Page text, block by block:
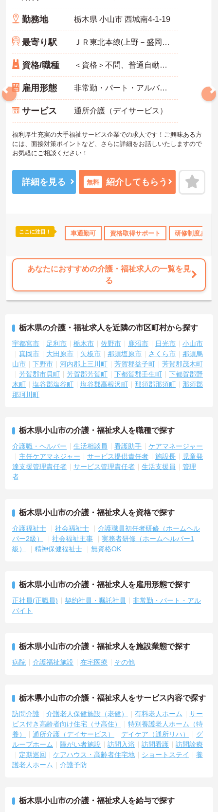
無資格OK 産休･育休･介護休暇取得実績あり 夏～秋入職可
勤務地 栃木県 小山市 西城南4-1-19
最寄り駅 ＪＲ東北本線(上野－盛岡)「小山駅」バス・車6分
資格/職種 ＜資格＞不問、普通自動車運転免許(AT限定可) 必須、介護職員初任者研修(旧ヘルパー2級)以上 歓迎 ＜経験＞不問 ※無資格者：入社半年以内に会社負担で認知症介護基礎研修受講
雇用形態 非常勤・パート・アルバイト
サービス 通所介護（デイサービス）
福利厚生充実の大手福祉サービス企業での求人です！ご興味ある方
には、面接対策ポイントなど、さらに詳細をお話しいたしますので
お気軽にご相談ください！
詳細を見る 無料 紹介してもらう
ここに注目！ 車通勤可 資格取得サポート 研修制度あり
あなたにおすすめの介護・福祉求人の一覧を見
る
栃木県の介護・福祉求人を近隣の市区町村から探す
宇都宮市 足利市 栃木市 佐野市 鹿沼市 日光市
小山市
真岡市
大田原市 矢板市 那須塩原市 さくら市
那須烏
山市
下野市 河内郡上三川町 芳賀郡益子町
芳賀郡茂木町
芳賀郡市貝町
芳賀郡芳賀町 下都賀郡壬生町
下都賀郡野
木町
塩谷郡塩谷町 塩谷郡高根沢町 那須郡那須町
那須郡
那珂川町
栃木県小山市の介護・福祉求人を職種で探す
介護職・ヘルパー 生活相談員 看護助手
ケアマネージャー
主任ケアマネジャー
サービス提供責任者 施設長
児童発
達支援管理責任者
サービス管理責任者 生活支援員
管理
者
栃木県小山市の介護・福祉求人を資格で探す
介護福祉士 社会福祉士
介護職員初任者研修（ホームヘル
パー2級）
社会福祉主事
実務者研修（ホームヘルパー1
級）
精神保健福祉士 無資格OK
栃木県小山市の介護・福祉求人を雇用形態で探す
正社員(正職員) 契約社員・嘱託社員
非常勤・パート・アル
バイト
栃木県小山市の介護・福祉求人を施設業態で探す
病院 介護福祉施設 在宅医療 その他
栃木県小山市の介護・福祉求人をサービス内容で探す
訪問介護 介護老人保健施設（老健） 有料老人ホーム
サー
ビス付き高齢者向け住宅（サ高住）
特別養護老人ホーム（特
養）
通所介護（デイサービス） デイケア（通所リハ）
グ
ループホーム
障がい者施設 訪問入浴 訪問看護
訪問診療
定期巡回
ケアハウス・高齢者住宅地 ショートステイ
養
護老人ホーム
介護予防
栃木県小山市の介護・福祉求人を給与で探す